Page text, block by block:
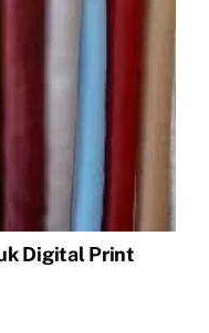
Digital Print